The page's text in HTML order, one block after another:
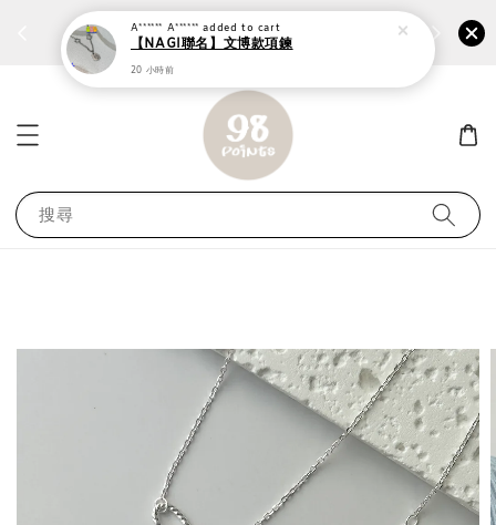
個性鋼戒任兩件1300⚡ 前往選購 ›› 加
搜尋
A****** A****** added to cart
【NAGI聯名】文博款項鍊
20 小時前